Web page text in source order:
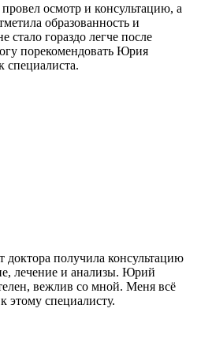
осмотр и консультацию, а
образованность и
стало гораздо легче после
порекомендовать Юрия
специалиста.
получила консультацию
лечение и анализы. Юрий
вежлив со мной. Меня всё
этому специалисту.